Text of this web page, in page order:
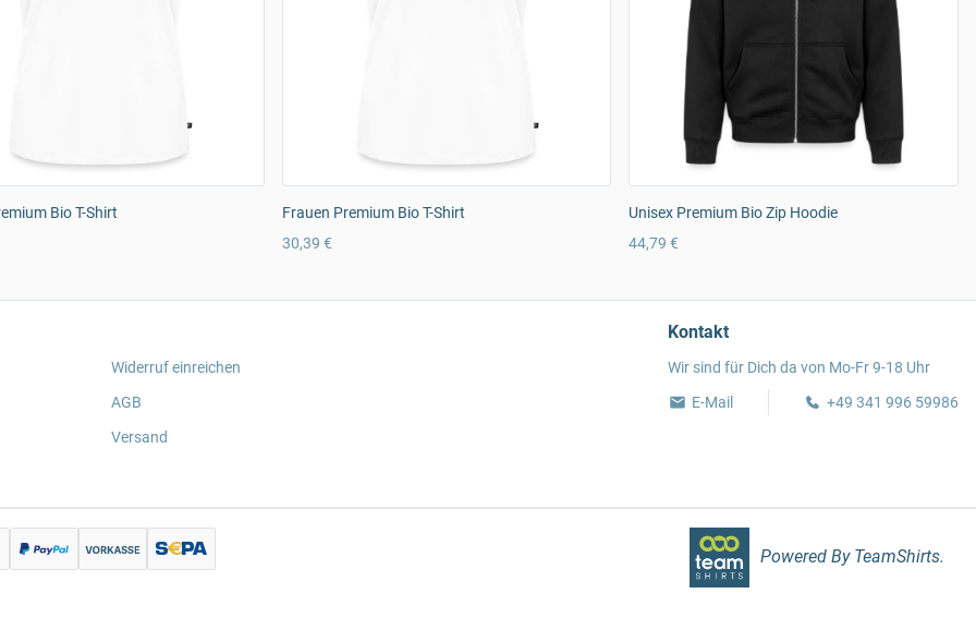
Bio T-Shirt
Frauen Premium Bio T-Shirt
30,39 €
Unisex Premium Bio Zip Hoodie
44,79 €
Widerruf einreichen
AGB
Versand
Kontakt
Wir sind für Dich da von Mo-Fr 9-18 Uhr
E-Mail
+49 341 996 59986
Powered By TeamShirts.